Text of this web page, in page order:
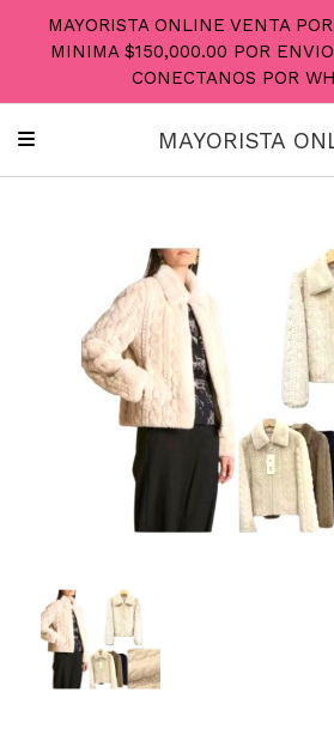
MAYORISTA ONLINE VENTA
MINIMA $150,000.00 POR
CONECTANOS POR
MAYORISTA